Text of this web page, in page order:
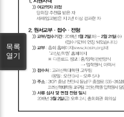
목록
열기